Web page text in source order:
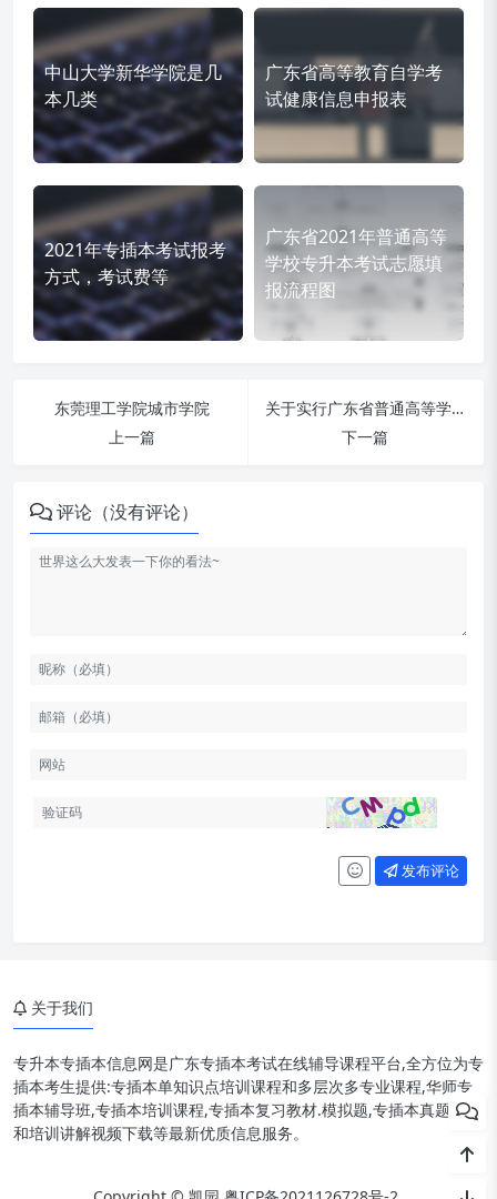
中山大学新华学院是几
本几类
广东省高等教育自学考
试健康信息申报表
2021年专插本考试报考
方式，考试费等
广东省2021年普通高等
学校专升本考试志愿填
报流程图
东莞理工学院城市学院
上一篇
关于实行广东省普通高等学校毕业生就业择业期政策(试行)
下一篇
评论（没有评论）
发布评论
关于我们
专升本专插本信息网是广东专插本考试在线辅导课程平台,全方位为专
插本考生提供:专插本单知识点培训课程和多层次多专业课程,华师专
插本辅导班,专插本培训课程,专插本复习教材.模拟题,专插本真题资料
和培训讲解视频下载等最新优质信息服务。